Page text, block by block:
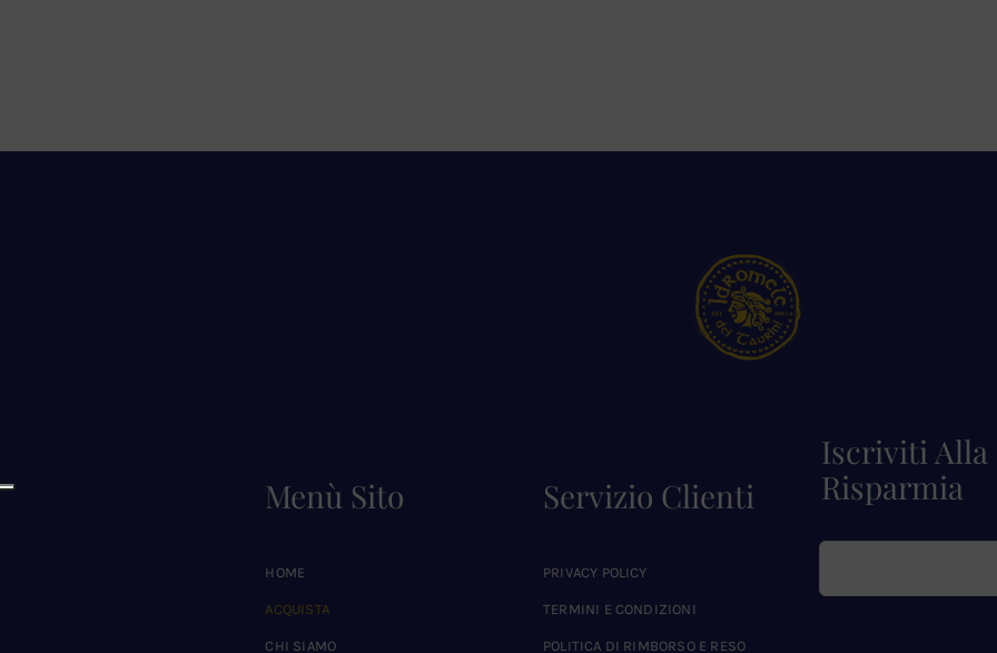
Menù Sito
HOME
ACQUISTA
CHI SIAMO
Servizio Clienti
PRIVACY POLICY
TERMINI E CONDIZIONI
POLITICA DI RIMBORSO E RESO
Iscriviti Alla
Risparmia